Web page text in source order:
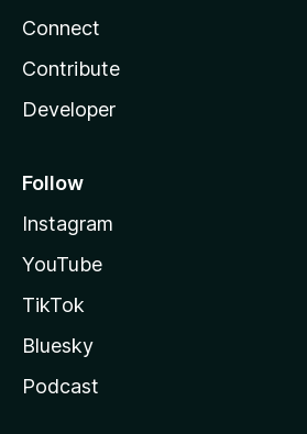
Connect
Contribute
Developer
Follow
Instagram
YouTube
TikTok
Bluesky
Podcast